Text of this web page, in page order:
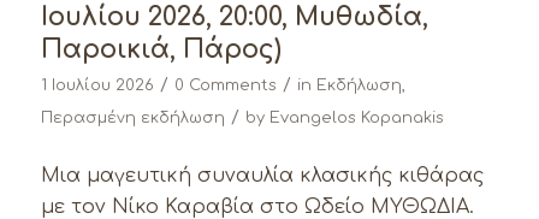
Ιουλίου 2026, 20:00, Μυθωδία,
Παροικιά, Πάρος)
1 Ιουλίου 2026 / 0 Comments / in Εκδήλωση,
Περασμένη εκδήλωση / by Evangelos Kopanakis
Μια μαγευτική συναυλία κλασικής κιθάρας
με τον Νίκο Καραβία στο Ωδείο ΜΥΘΩΔΙΑ.